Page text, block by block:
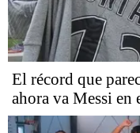
El récord que
ahora va Messi